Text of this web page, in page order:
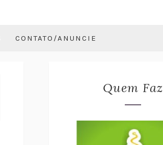
CONTATO/ANUNCIE
Quem Faz